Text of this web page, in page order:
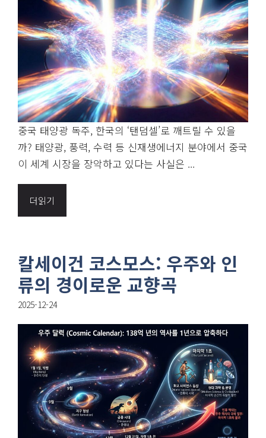
중국 태양광 독주, 한국의 ‘탠덤셀’로 깨트릴 수 있을
까? 태양광, 풍력, 수력 등 신재생에너지 분야에서 중국
이 세계 시장을 장악하고 있다는 사실은 ...
더읽기
칼세이건 코스모스: 우주와 인
류의 경이로운 교향곡
2025-12-24